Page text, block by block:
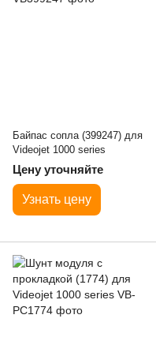
Байпас сопла (399247) для
Videojet 1000 series
Цену уточняйте
Узнать цену